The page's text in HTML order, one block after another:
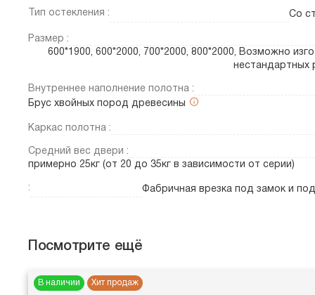
Тип остекления : Со
Размер :
600*1900, 600*2000, 700*2000, 800*2000, Возможно
нестандартных
Внутреннее наполнение полотна :
Брус хвойных пород древесины
Каркас полотна :
Средний вес двери :
примерно 25кг (от 20 до 35кг в зависимости от серии)
: Фабричная врезка под замок и
Посмотрите ещё
В наличии Хит продаж